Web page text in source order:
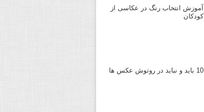
آموزش انتخاب رنگ در عکاسی از
کودکان
10 باید و نباید در روتوش عکس ها